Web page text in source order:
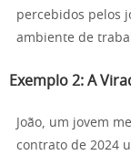
percebidos pelos
ambiente de
Exemplo 2: A
João, um jovem
contrato de 2024